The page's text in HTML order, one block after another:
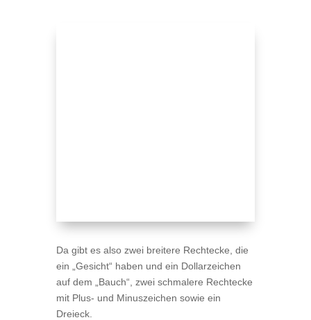
Da gibt es also zwei brei­tere Recht­ecke, die
ein „Gesicht“ haben und ein Dol­lar­zei­chen
auf dem „Bauch“, zwei schma­lere Recht­ecke
mit Plus- und Minus­zei­chen sowie ein
Dreieck.